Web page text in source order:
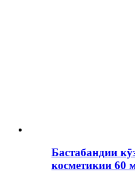
Бастабандии
косметикии 60